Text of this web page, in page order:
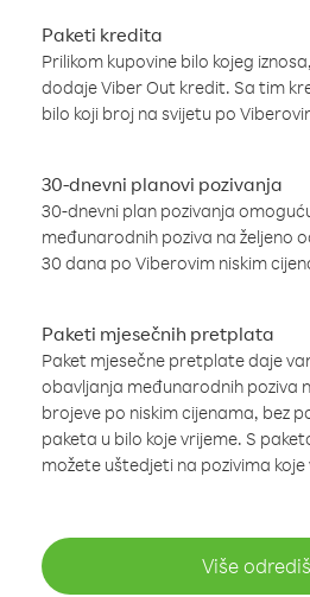
Paketi kredita
Prilikom kupovine bilo kojeg
dodaje Viber Out kredit. Sa tim
bilo koji broj na svijetu po
30-dnevni planovi pozivanja
30-dnevni plan pozivanja
međunarodnih poziva na željeno
30 dana po Viberovim niskim
Paketi mjesečnih pretplata
Paket mjesečne pretplate daje
obavljanja međunarodnih poziva
brojeve po niskim cijenama, bez
paketa u bilo koje vrijeme. S
možete uštedjeti na pozivima
Više